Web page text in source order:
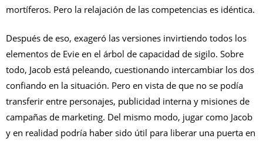
mortíferos. Pero la relajación de las competencias es idéntica.
Después de eso, exageró las versiones invirtiendo todos los
elementos de Evie en el árbol de capacidad de sigilo. Sobre
todo, Jacob está peleando, cuestionando intercambiar los dos
confiando en la situación. Pero en vista de que no se podía
transferir entre personajes, publicidad interna y misiones de
campañas de marketing. Del mismo modo, jugar como Jacob
y en realidad podría haber sido útil para liberar una puerta en